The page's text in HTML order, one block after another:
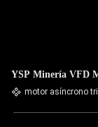
YSP Minería VFD
motor asíncrono